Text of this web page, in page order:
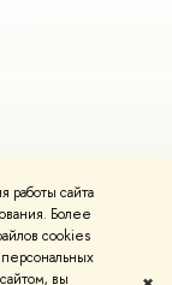
работы сайта
Более
cookies
вы